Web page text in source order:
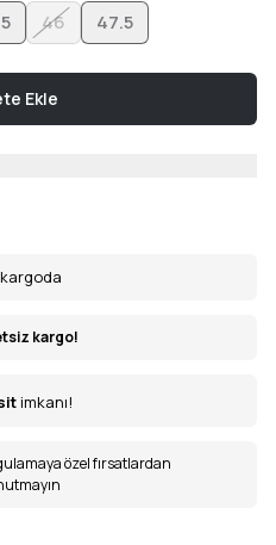
46 47.5
Ekle
kargoda
kargo!
imkanı!
özel fırsatlardan